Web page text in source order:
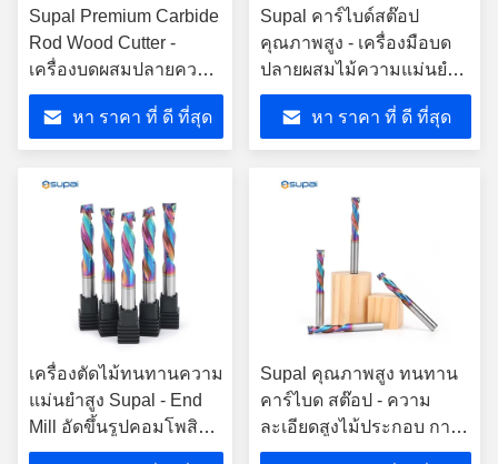
Supal Premium Carbide
Rod Wood Cutter -
เครื่องบดผสมปลายความ
แม่นยําสูง
หา ราคา ที่ ดี ที่สุด
Supal คาร์ไบด์สต๊อป
คุณภาพสูง - เครื่องมือบด
ปลายผสมไม้ความแม่นยํา
สูง
หา ราคา ที่ ดี ที่สุด
เครื่องตัดไม้ทนทานความ
แม่นยำสูง Supal - End
Mill อัดขึ้นรูปคอมโพสิต
คาร์ไบด์เกรดสูง
Supal คุณภาพสูง ทนทาน
คาร์ไบด สต๊อป - ความ
ละเอียดสูงไม้ประกอบ การ
บดท้ายเครื่องมือบด